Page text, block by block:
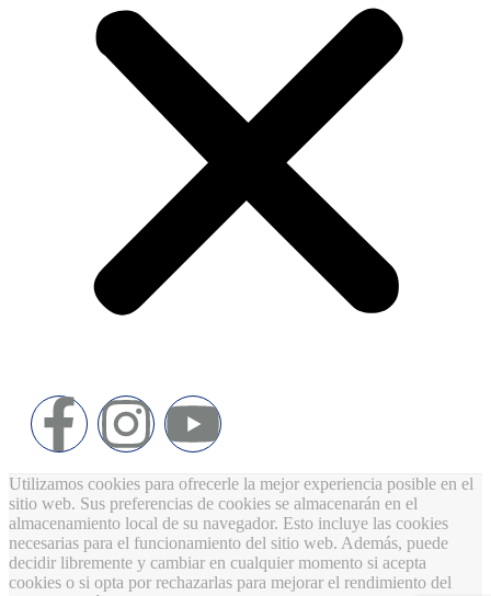
Utilizamos cookies para ofrecerle la mejor experiencia posible en el
sitio web. Sus preferencias de cookies se almacenarán en el
almacenamiento local de su navegador. Esto incluye las cookies
necesarias para el funcionamiento del sitio web. Además, puede
decidir libremente y cambiar en cualquier momento si acepta
cookies o si opta por rechazarlas para mejorar el rendimiento del